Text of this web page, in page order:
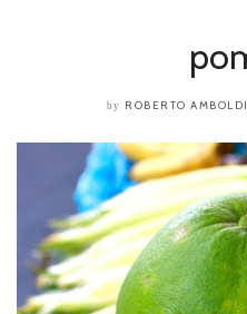
by ROBERTO AMBOLDI